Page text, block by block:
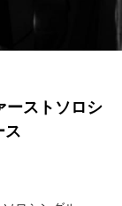
ーストソロシ
ス